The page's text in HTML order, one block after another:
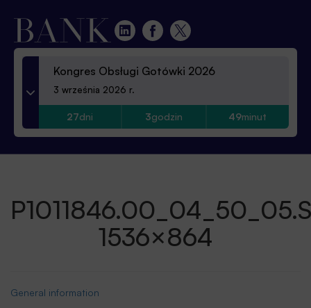
Kongres Obsługi Gotówki 2026
3 września 2026 r.
27dni 3godzin 49minut
1536×864
General information